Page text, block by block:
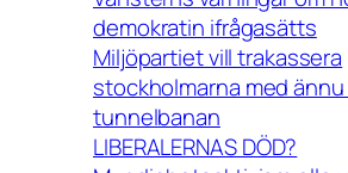
demokratin ifrågasätts
Miljöpartiet vill trakassera
stockholmarna med
tunnelbanan
LIBERALERNAS DÖD?